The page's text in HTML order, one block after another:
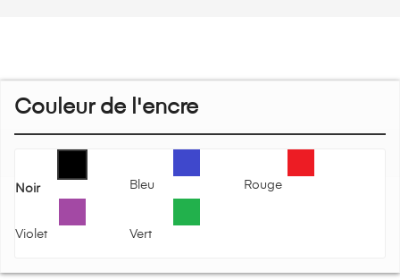
Couleur de l'encre
Noir Bleu Rouge
Violet Vert